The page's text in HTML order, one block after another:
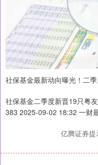
社保基金最新动向曝光！二
社保基金二季度新晋19只粤
383 2025-09-02 18:32 一财
亿腾证券提